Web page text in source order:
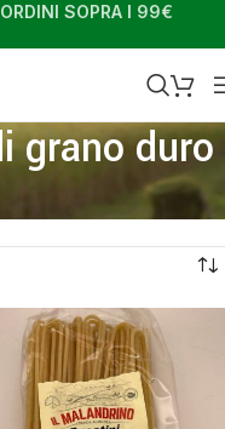
SOPRA I 99€
grano duro
di grano duro”